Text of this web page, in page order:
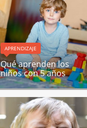
APRENDIZAJE
Qué aprenden los
niños con 5 años